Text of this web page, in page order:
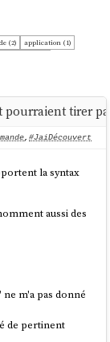
(2)
application (1)
pourraient tirer
, #JaiDécouvert
la syntax
aussi des
ne m'a pas donné
de pertinent